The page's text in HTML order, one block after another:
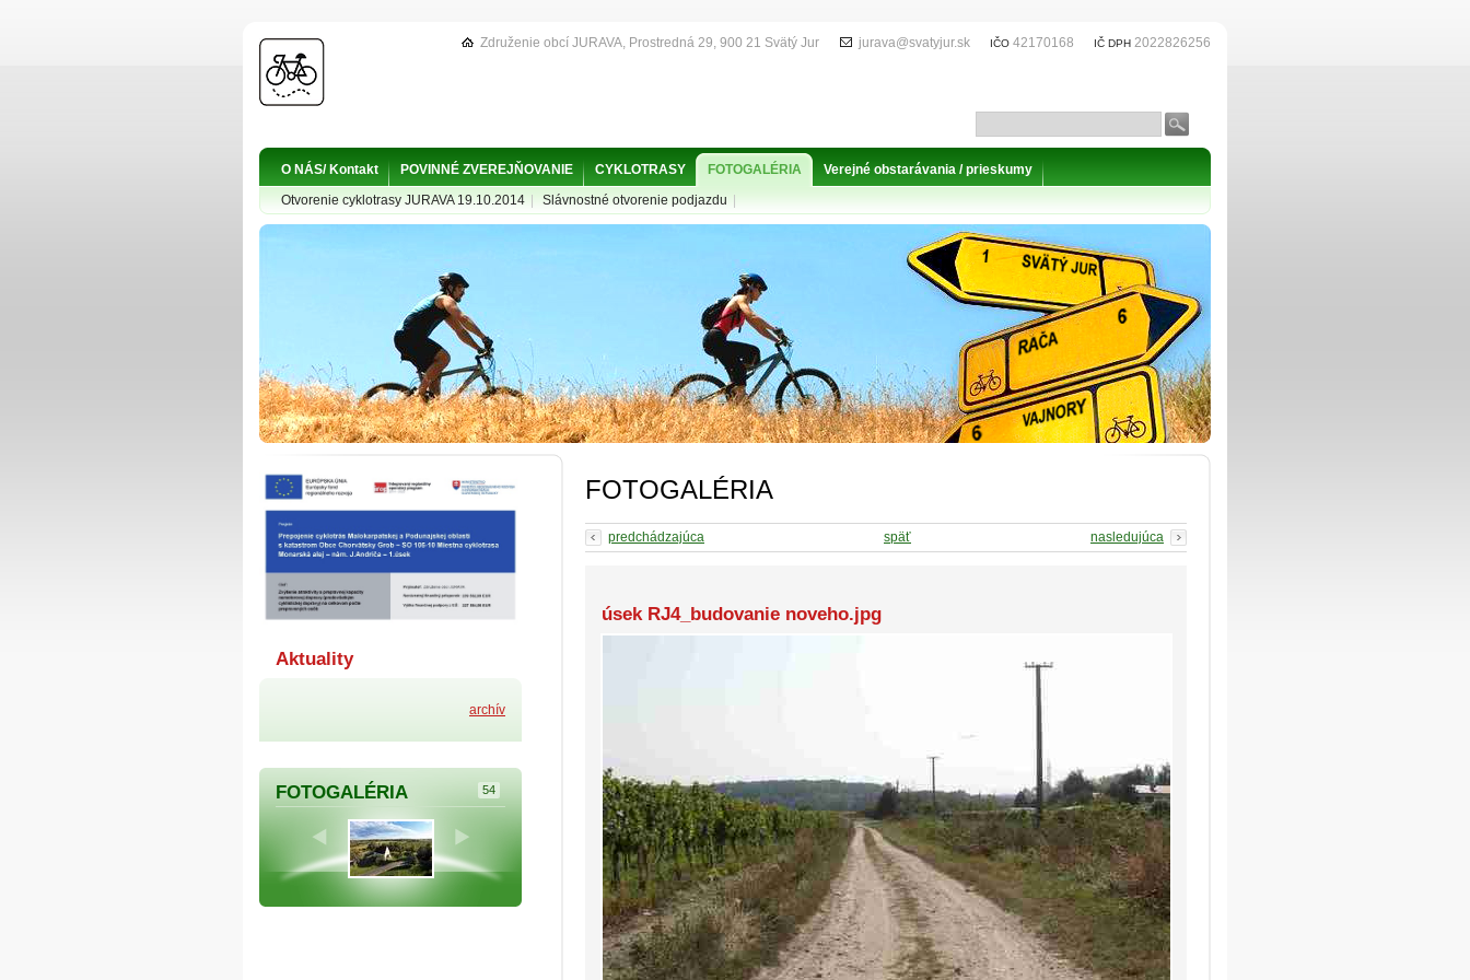
FOTOGALÉRIA
predchádzajúca nasledujúca
späť
úsek RJ4_budovanie noveho.jpg
Aktuality
archív
FOTOGALÉRIA 54
O NÁS/ Kontakt POVINNÉ ZVEREJŇOVANIE CYKLOTRASY FOTOGALÉRIA
Verejné obstarávania / prieskumy
Otvorenie cyklotrasy JURAVA 19.10.2014
Slávnostné otvorenie podjazdu
Združenie obcí JURAVA, Prostredná 29, 900 21 Svätý Jur jurava@svatyjur.sk IČO 42170168 IČ DPH 2022826256